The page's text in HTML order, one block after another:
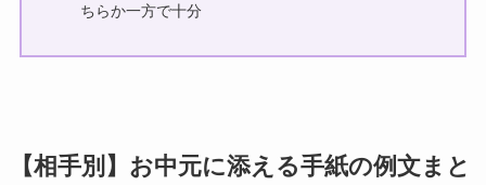
ちらか一方で十分
【相手別】お中元に添える手紙の例文まと